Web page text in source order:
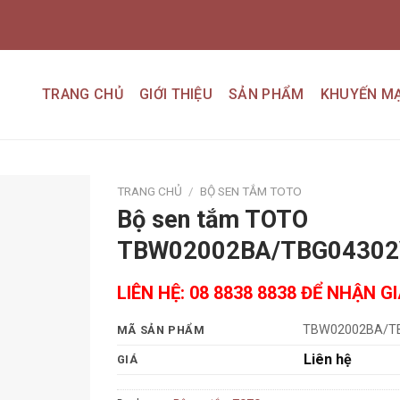
TRANG CHỦ GIỚI THIỆU SẢN PHẨM KHUYẾN
TRANG CHỦ / BỘ SEN TẮM TOTO
Bộ sen tắm TOTO
TBW02002BA/
LIÊN HỆ: 08 8838 8838 ĐỂ NHẬN
MÃ SẢN PHẨM TBW02002BA/
GIÁ Liên hệ